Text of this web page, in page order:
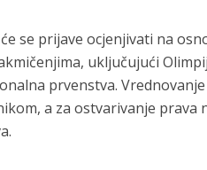
se prijave ocjenjivati na
uključujući
prvenstva.
a za ostvarivanje